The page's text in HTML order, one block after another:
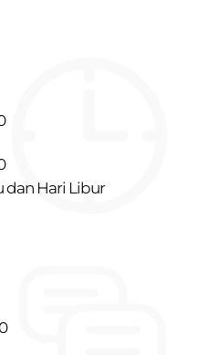
dan Hari Libur